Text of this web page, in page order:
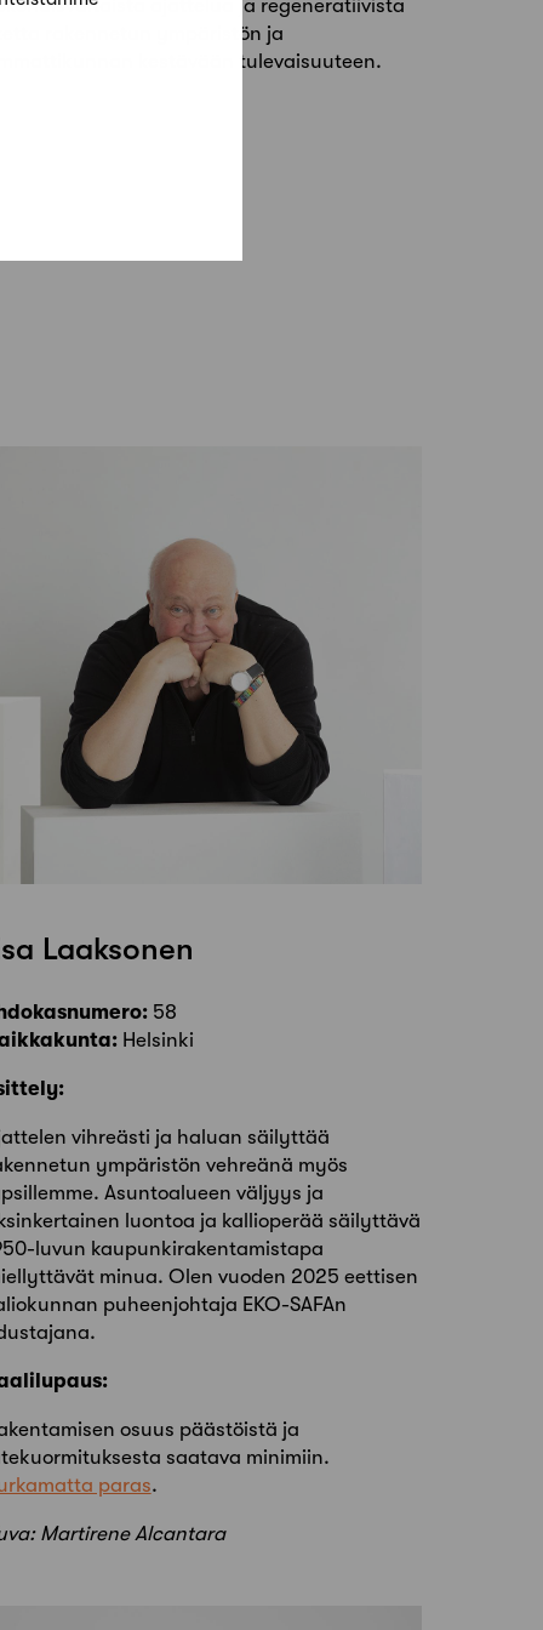
ajattelua ja regeneratiivista
rakennetun ympäristön ja
kestävään tulevaisuuteen.
Laaksonen
58
Helsinki
vihreästi ja haluan säilyttää
ympäristön vehreänä myös
Asuntoalueen väljyys ja
luontoa ja kallioperää säilyttävä
luvun kaupunkirakentamistapa
minua. Olen vuoden 2025 eettisen
puheenjohtaja EKO-SAFAn
osuus päästöistä ja
saatava minimiin.
paras.
Martirene Alcantara